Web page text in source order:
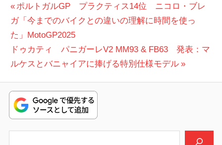
投
稿
ナ
ビ
ゲ
ー
前
の
投
稿:
ポルトガルGP プラクティス14位 ニコロ・ブレ
ガ「今までのバイクとの違いの理解に時間を使っ
た」MotoGP2025
次
の
稿:
ドゥカティ パニガーレV2 MM93 & FB63 発表：マ
ルケスとバニャイアに捧げる特別仕様モデル